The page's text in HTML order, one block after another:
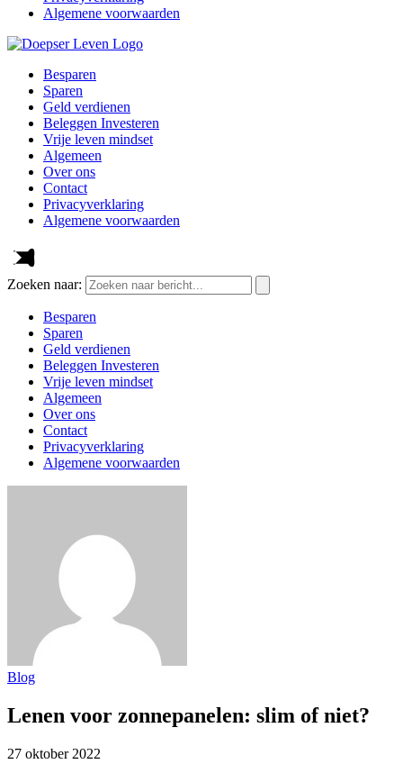
Algemene voorwaarden
Besparen
Sparen
Geld verdienen
Beleggen Investeren
Vrije leven mindset
Algemeen
Over ons
Contact
Privacyverklaring
Algemene voorwaarden
Zoeken naar:
Besparen
Sparen
Geld verdienen
Beleggen Investeren
Vrije leven mindset
Algemeen
Over ons
Contact
Privacyverklaring
Algemene voorwaarden
Blog
Lenen voor zonnepanelen: slim of niet?
27 oktober 2022